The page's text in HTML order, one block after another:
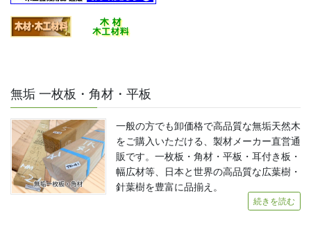
無垢 一枚板・角材・平板
一般の方でも卸価格で高品質な無垢天然木
をご購入いただける、製材メーカー直営通
販です。一枚板・角材・平板・耳付き板・
幅広材等、日本と世界の高品質な広葉樹・
針葉樹を豊富に品揃え。
続きを読む